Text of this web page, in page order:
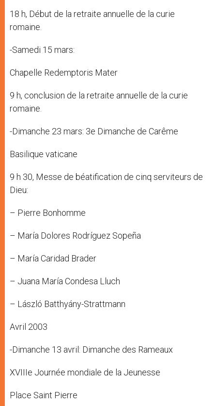
18 h, Début de la retraite annuelle de la curie
romaine.
-Samedi 15 mars:
Chapelle Redemptoris Mater
9 h, conclusion de la retraite annuelle de la curie
romaine.
-Dimanche 23 mars: 3e Dimanche de Carême
Basilique vaticane
9 h 30, Messe de béatification de cinq serviteurs de
Dieu:
– Pierre Bonhomme
– María Dolores Rodríguez Sopeña
– María Caridad Brader
– Juana María Condesa Lluch
– László Batthyány-Strattmann
Avril 2003
-Dimanche 13 avril: Dimanche des Rameaux
XVIIIe Journée mondiale de la Jeunesse
Place Saint Pierre